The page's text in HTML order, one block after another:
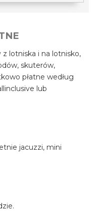
lotniska i na lotnisko,
skuterów,
płatne według
lub
jacuzzi, mini